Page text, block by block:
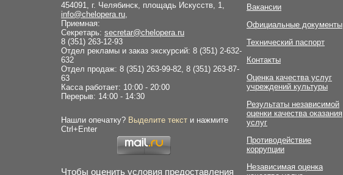
454091, г. Челябинск, площадь Искусств, 1,
info@chelopera.ru,
Приемная:
Секретарь: secretar@chelopera.ru
8 (351) 263-12-93
Отдел рекламы и заказ экскурсий: 8 (351) 2-632-
632
Отдел продаж: 8 (351) 263-99-82, 8 (351) 263-87-
63
Касса работает: 10:00 - 20:00
Перерыв: 14:00 - 14:30
Нашли опечатку? Выделите текст и нажмите
Ctrl+Enter
Чтобы оценить условия предоставления
Вакансии
Официальные документы
Технический паспорт
Контакты
Оценка качества услуг
учреждений культуры
Результаты независимой
оценки качества оказания
услуг
Противодействие
коррупции
Независимая оценка